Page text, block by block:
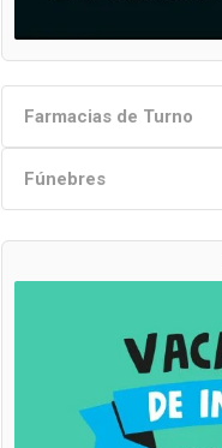
Farmacias de Turno
Fúnebres